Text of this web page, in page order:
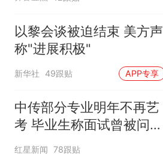
以黎会谈被迫结束 美方声
称"进展积极"
新华社 49跟贴 APP专享
中传部分专业明年不再艺
考 毕业生称面试曾被问
“如何策划晚会” 专家：遏
红星新闻 78跟贴